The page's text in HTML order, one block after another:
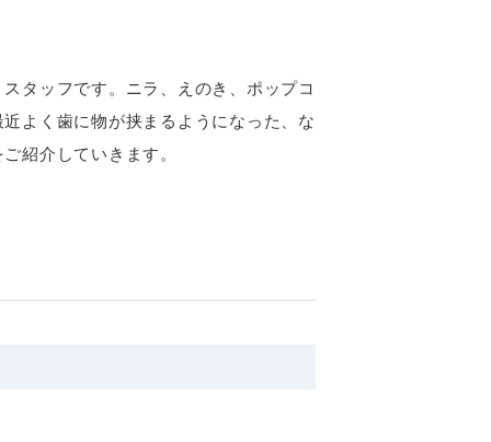
タッフです。ニラ、えのき、ポップコ
よく歯に物が挟まるようになった、な
紹介していきます。